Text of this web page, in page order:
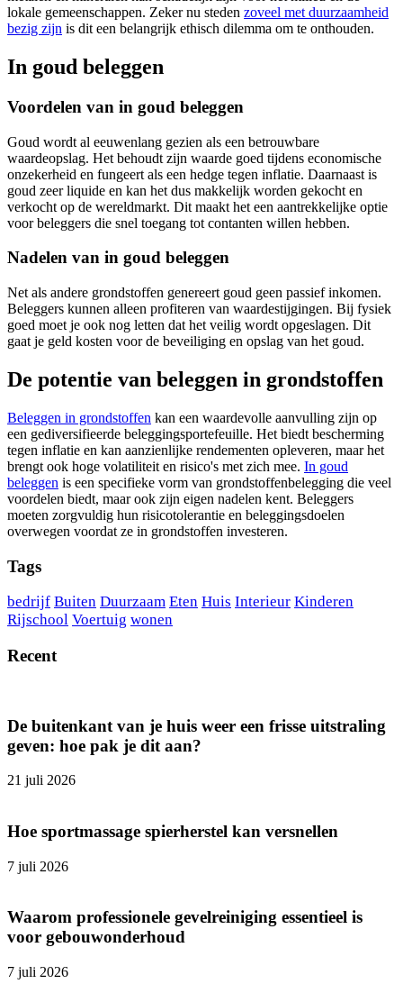
lokale gemeenschappen. Zeker nu steden zoveel met duurzaamheid
bezig zijn is dit een belangrijk ethisch dilemma om te onthouden.
In goud beleggen
Voordelen van in goud beleggen
Goud wordt al eeuwenlang gezien als een betrouwbare
waardeopslag. Het behoudt zijn waarde goed tijdens economische
onzekerheid en fungeert als een hedge tegen inflatie. Daarnaast is
goud zeer liquide en kan het dus makkelijk worden gekocht en
verkocht op de wereldmarkt. Dit maakt het een aantrekkelijke optie
voor beleggers die snel toegang tot contanten willen hebben.
Nadelen van in goud beleggen
Net als andere grondstoffen genereert goud geen passief inkomen.
Beleggers kunnen alleen profiteren van waardestijgingen. Bij fysiek
goed moet je ook nog letten dat het veilig wordt opgeslagen. Dit
gaat je geld kosten voor de beveiliging en opslag van het goud.
De potentie van beleggen in grondstoffen
Beleggen in grondstoffen kan een waardevolle aanvulling zijn op
een gediversifieerde beleggingsportefeuille. Het biedt bescherming
tegen inflatie en kan aanzienlijke rendementen opleveren, maar het
brengt ook hoge volatiliteit en risico's met zich mee. In goud
beleggen is een specifieke vorm van grondstoffenbelegging die veel
voordelen biedt, maar ook zijn eigen nadelen kent. Beleggers
moeten zorgvuldig hun risicotolerantie en beleggingsdoelen
overwegen voordat ze in grondstoffen investeren.
Tags
bedrijf Buiten Duurzaam Eten Huis Interieur Kinderen
Rijschool Voertuig wonen
Recent
De buitenkant van je huis weer een frisse uitstraling
geven: hoe pak je dit aan?
21 juli 2026
Hoe sportmassage spierherstel kan versnellen
7 juli 2026
Waarom professionele gevelreiniging essentieel is
voor gebouwonderhoud
7 juli 2026